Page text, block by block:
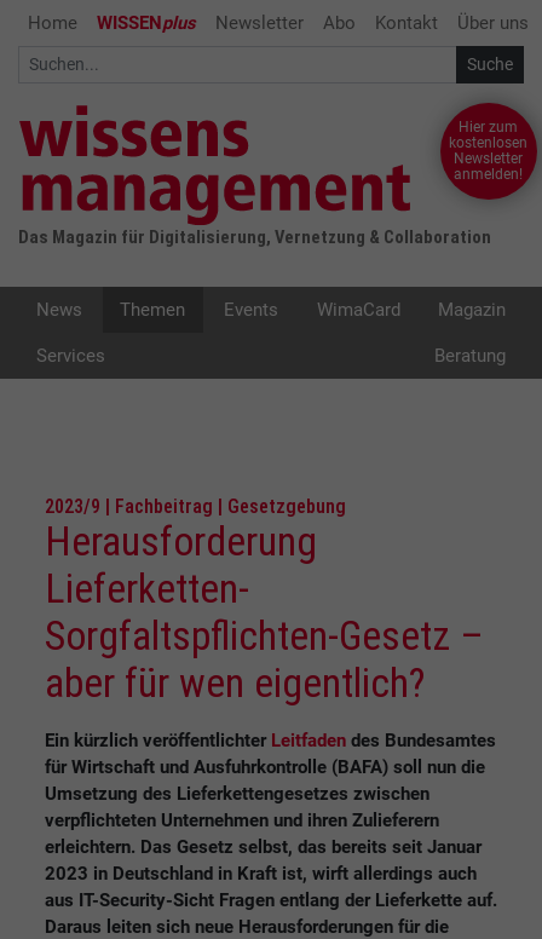
Home WISSENplus Newsletter Abo Kontakt Über uns
Das Magazin für Digitalisierung, Vernetzung & Collaboration
Hier zum
kostenlosen
Newsletter
anmelden!
News Themen Events WimaCard Magazin
Services Beratung
2023/9 | Fachbeitrag | Gesetzgebung
Herausforderung
Lieferketten-
Sorgfaltspflichten-Gesetz –
aber für wen eigentlich?
Ein kürzlich veröffentlichter Leitfaden des Bundesamtes
für Wirtschaft und Ausfuhrkontrolle (BAFA) soll nun die
Umsetzung des Lieferkettengesetzes zwischen
verpflichteten Unternehmen und ihren Zulieferern
erleichtern. Das Gesetz selbst, das bereits seit Januar
2023 in Deutschland in Kraft ist, wirft allerdings auch
aus IT-Security-Sicht Fragen entlang der Lieferkette auf.
Daraus leiten sich neue Herausforderungen für die